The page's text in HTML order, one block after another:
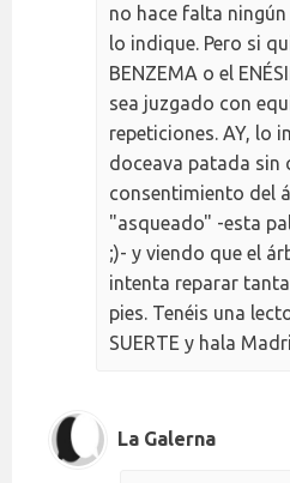
no hace falta
lo indique. Pero si
BENZEMA o el
sea juzgado con
repeticiones. AY, lo
doceava patada sin
consentimiento del
"asqueado" -esta
;)- y viendo que el
intenta reparar
pies. Tenéis una
SUERTE y hala
La Galerna